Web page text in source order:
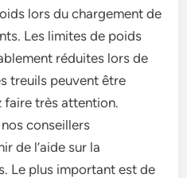
lors du chargement de
Les limites de poids
réduites lors de
treuils peuvent être
faire très attention.
conseillers
de l’aide sur la
Le plus important est de